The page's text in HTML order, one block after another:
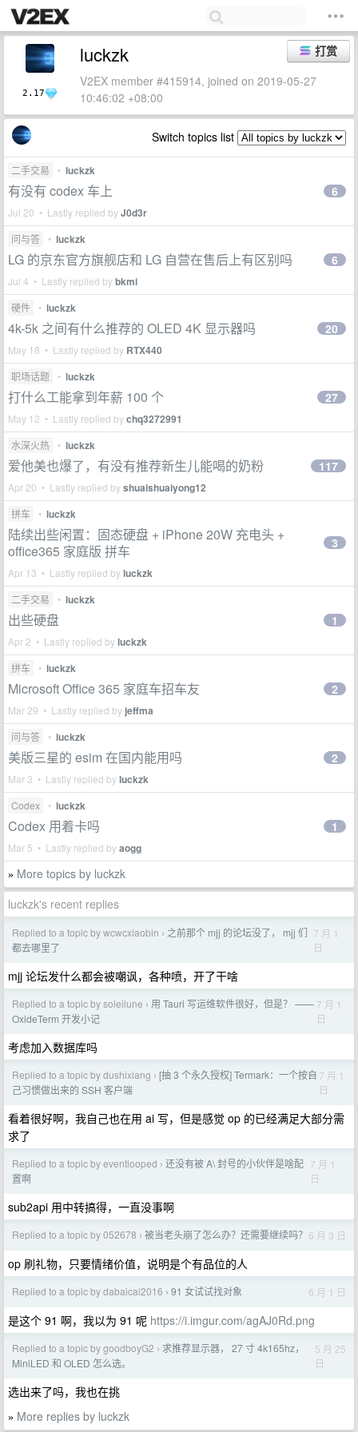
2.17
打赏
luckzk
V2EX member #415914, joined on 2019-05-27
10:46:02 +08:00
Switch topics list
二手交易 • luckzk
有没有 codex 车上
Jul 20 • Lastly replied byJ0d3r
6
问与答 • luckzk
LG 的京东官方旗舰店和 LG 自营在售后上有区别吗
Jul 4 • Lastly replied bybkmi
6
硬件 • luckzk
4k-5k 之间有什么推荐的 OLED 4K 显示器吗
May 18 • Lastly replied by RTX440
20
职场话题 • luckzk
打什么工能拿到年薪 100 个
May 12 • Lastly replied bychq3272991
27
水深火热 • luckzk
爱他美也爆了，有没有推荐新生儿能喝的奶粉
Apr 20 • Lastly replied byshuaishuaiyong12
117
拼车 • luckzk
陆续出些闲置：固态硬盘 + iPhone 20W 充电头 +
office365 家庭版 拼车
Apr 13 • Lastly replied byluckzk
3
二手交易 • luckzk
出些硬盘
Apr 2 • Lastly replied byluckzk
1
拼车 • luckzk
Microsoft Office 365 家庭车招车友
Mar 29 • Lastly replied by jeffma
2
问与答 • luckzk
美版三星的 esim 在国内能用吗
Mar 3 • Lastly replied byluckzk
2
Codex • luckzk
Codex 用着卡吗
Mar 5 • Lastly replied byaogg
1
» More topics by luckzk
luckzk's recent replies
Replied to a topic by wcwcxiaobin › 之前那个 mjj 的论坛没了， mjj 们
都去哪里了
7 月 1
日
mjj 论坛发什么都会被嘲讽，各种喷，开了干啥
Replied to a topic by soleilune › 用 Tauri 写运维软件很好，但是？ ——
OxideTerm 开发小记
7 月 1
日
考虑加入数据库吗
Replied to a topic by dushixiang › [抽 3 个永久授权] Termark：一个按自
己习惯做出来的 SSH 客户端
7 月 1
日
看着很好啊，我自己也在用 ai 写，但是感觉 op 的已经满足大部分需
求了
Replied to a topic by eventlooped › 还没有被 A\ 封号的小伙伴是啥配
置啊
7 月 1
日
sub2api 用中转搞得，一直没事啊
Replied to a topic by 052678 › 被当老头崩了怎么办？还需要继续吗？ 6 月 3 日
op 刷礼物，只要情绪价值，说明是个有品位的人
Replied to a topic by dabaicai2016 › 91 女试试找对象 6 月 1 日
是这个 91 啊，我以为 91 呢 https://i.imgur.com/agAJ0Rd.png
Replied to a topic by goodboyG2 › 求推荐显示器， 27 寸 4k165hz，
MiniLED 和 OLED 怎么选。
5 月 25
日
选出来了吗，我也在挑
» More replies by luckzk